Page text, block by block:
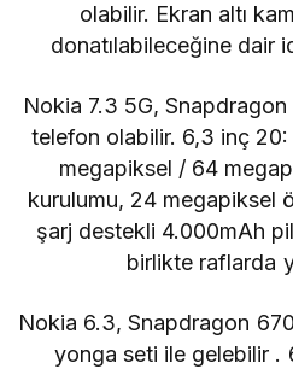
olabilir. Ekran altı
donatılabileceğine dair
Nokia 7.3 5G, Snapdragon
telefon olabilir. 6,3 inç
megapiksel / 64
kurulumu, 24 megapiksel
şarj destekli 4.000mAh
birlikte raflarda
Nokia 6.3,Snapdragon
yonga seti ile gelebilir .